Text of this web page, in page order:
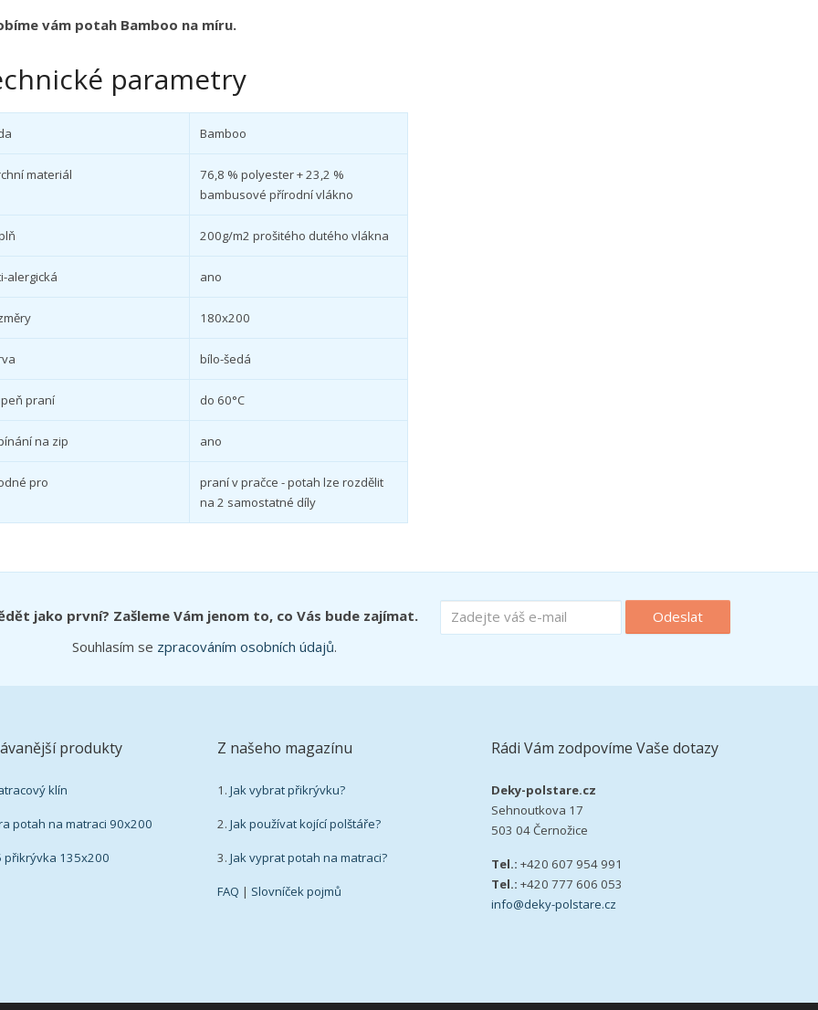
vám potah Bamboo na míru.
parametry
Bamboo
materiál
76,8 % polyester + 23,2 %
bambusové přírodní vlákno
200g/m2 prošitého dutého vlákna
alergická ano
180x200
bílo-šedá
praní do 60°C
na zip ano
pro
praní v pračce - potah lze rozdělit
na 2 samostatné díly
jako první? Zašleme Vám jenom to, co Vás bude zajímat.
Odeslat
Souhlasím se zpracováním osobních údajů.
produkty
klín
potah na matraci 90x200
přikrývka 135x200
Z našeho magazínu
1.Jak vybrat přikrývku?
2.Jak používat kojící polštáře?
3.Jak vyprat potah na matraci?
FAQ | Slovníček pojmů
Rádi Vám zodpovíme Vaše dotazy
Deky-polstare.cz
Sehnoutkova 17
503 04 Černožice
Tel.: +420 607 954 991
Tel.: +420 777 606 053
info@deky-polstare.cz